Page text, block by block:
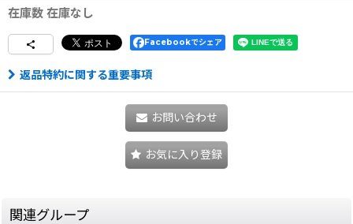
在庫数 在庫なし
Facebookでシェア
返品特約に関する重要事項
お問い合わせ
お気に入り登録
関連グループ